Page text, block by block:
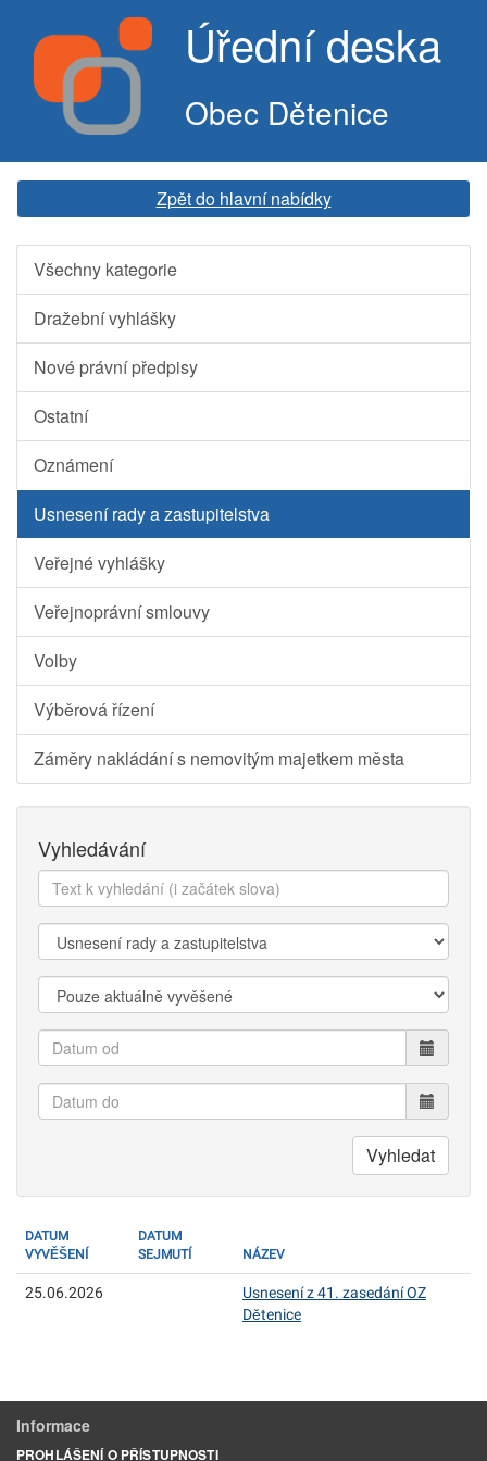
Úřední deska
Obec Dětenice
Zpět do hlavní nabídky
Všechny kategorie
Dražební vyhlášky
Nové právní předpisy
Ostatní
Oznámení
Usnesení rady a zastupitelstva
Veřejné vyhlášky
Veřejnoprávní smlouvy
Volby
Výběrová řízení
Záměry nakládání s nemovitým majetkem města
Vyhledávání
Text
k
vyhledání:
Kategorie:
Zobrazit:
Datum
od
Datum
do
Vyhledat
DATUM
VYVĚŠENÍ
DATUM
SEJMUTÍ
NÁZEV
25.06.2026
Usnesení z 41. zasedání OZ
Dětenice
Informace
PROHLÁŠENÍ O PŘÍSTUPNOSTI